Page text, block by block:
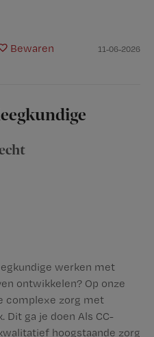
Bewaren 11-06-2026
werken met
ontwikkelen? Op onze
complexe zorg met
Dit ga je doen Als CC-
hoogstaande zorg